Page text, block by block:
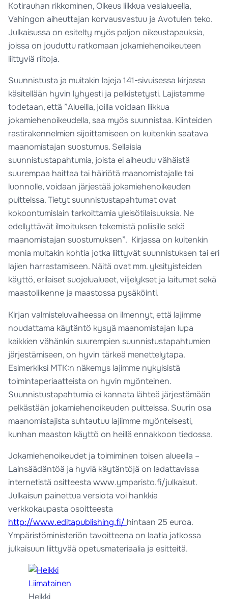
Kotirauhan rikkominen, Oikeus liikkua vesialueella,
Vahingon aiheuttajan korvausvastuu ja Avotulen teko.
Julkaisussa on esitelty myös paljon oikeustapauksia,
joissa on jouduttu ratkomaan jokamiehenoikeuteen
liittyviä riitoja.
Suunnistusta ja muitakin lajeja 141-sivuisessa kirjassa
käsitellään hyvin lyhyesti ja pelkistetysti. Lajistamme
todetaan, että ”Alueilla, joilla voidaan liikkua
jokamiehenoikeudella, saa myös suunnistaa. Kiinteiden
rastirakennelmien sijoittamiseen on kuitenkin saatava
maanomistajan suostumus. Sellaisia
suunnistustapahtumia, joista ei aiheudu vähäistä
suurempaa haittaa tai häiriötä maanomistajalle tai
luonnolle, voidaan järjestää jokamiehenoikeuden
puitteissa. Tietyt suunnistustapahtumat ovat
kokoontumislain tarkoittamia yleisötilaisuuksia. Ne
edellyttävät ilmoituksen tekemistä poliisille sekä
maanomistajan suostumuksen”. Kirjassa on kuitenkin
monia muitakin kohtia jotka liittyvät suunnistuksen tai eri
lajien harrastamiseen. Näitä ovat mm. yksityisteiden
käyttö, erilaiset suojelualueet, viljelykset ja laitumet sekä
maastoliikenne ja maastossa pysäköinti.
Kirjan valmisteluvaiheessa on ilmennyt, että lajimme
noudattama käytäntö kysyä maanomistajan lupa
kaikkien vähänkin suurempien suunnistustapahtumien
järjestämiseen, on hyvin tärkeä menettelytapa.
Esimerkiksi MTK:n näkemys lajimme nykyisistä
toimintaperiaatteista on hyvin myönteinen.
Suunnistustapahtumia ei kannata lähteä järjestämään
pelkästään jokamiehenoikeuden puitteissa. Suurin osa
maanomistajista suhtautuu lajiimme myönteisesti,
kunhan maaston käyttö on heillä ennakkoon tiedossa.
Jokamiehenoikeudet ja toimiminen toisen alueella –
Lainsäädäntöä ja hyviä käytäntöjä on ladattavissa
internetistä ositteesta www.ymparisto.fi/julkaisut.
Julkaisun painettua versiota voi hankkia
verkkokaupasta osoitteesta
http://www.editapublishing.fi/ hintaan 25 euroa.
Ympäristöministeriön tavoitteena on laatia jatkossa
julkaisuun liittyvää opetusmateriaalia ja esitteitä.
Heikki